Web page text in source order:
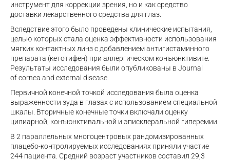
инструмент для коррекции зрения, но и как средство
доставки лекарственного средства для глаз.
Вследствие этого было проведены клинические испытания,
целью которых стала оценка эффективности использования
мягких контактных линз с добавлением антигистаминного
препарата (кетотифен) при аллергическом конъюнктивите.
Результаты исследования были опубликованы в Journal
of cornea and external disease.
Первичной конечной точкой исследования была оценка
выраженности зуда в глазах с использованием специальной
шкалы. Вторичные конечные точки включали оценку
цилиарной, конъюнктивальной и эписклеральной гиперемии.
В 2 параллельных многоцентровых рандомизированных
плацебо-контролируемых исследованиях приняли участие
244 пациента. Средний возраст участников составил 29,3